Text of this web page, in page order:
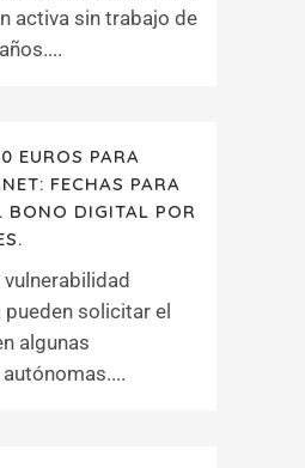
activa sin trabajo de
EUROS PARA
FECHAS PARA
BONO DIGITAL POR
solicitar el
algunas